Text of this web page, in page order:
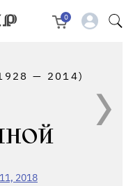
0
— 2014)
2018